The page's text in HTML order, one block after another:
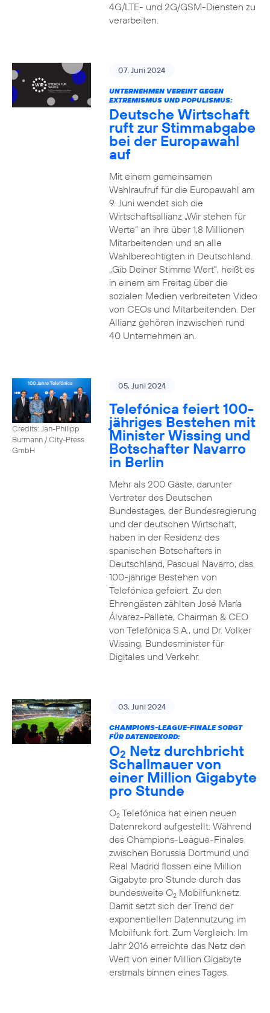
4G/LTE- und 2G/GSM-Diensten zu
verarbeiten.
07. Juni 2024
UNTERNEHMEN VEREINT GEGEN
EXTREMISMUS UND POPULISMUS:
Deutsche Wirtschaft
ruft zur Stimmabgabe
bei der Europawahl
auf
Mit einem gemeinsamen
Wahlraufruf für die Europawahl am
9. Juni wendet sich die
Wirtschaftsallianz „Wir stehen für
Werte“ an ihre über 1,8 Millionen
Mitarbeitenden und an alle
Wahlberechtigten in Deutschland.
„Gib Deiner Stimme Wert“, heißt es
in einem am Freitag über die
sozialen Medien verbreiteten Video
von CEOs und Mitarbeitenden. Der
Allianz gehören inzwischen rund
40 Unternehmen an.
Credits: Jan-Philipp
Burmann / City-Press
GmbH
05. Juni 2024
Telefónica feiert 100-
jähriges Bestehen mit
Minister Wissing und
Botschafter Navarro
in Berlin
Mehr als 200 Gäste, darunter
Vertreter des Deutschen
Bundestages, der Bundesregierung
und der deutschen Wirtschaft,
haben in der Residenz des
spanischen Botschafters in
Deutschland, Pascual Navarro, das
100-jährige Bestehen von
Telefónica gefeiert. Zu den
Ehrengästen zählten José María
Álvarez-Pallete, Chairman & CEO
von Telefónica S.A., und Dr. Volker
Wissing, Bundesminister für
Digitales und Verkehr.
03. Juni 2024
CHAMPIONS-LEAGUE-FINALE SORGT
FÜR DATENREKORD:
O2 Netz durchbricht
Schallmauer von
einer Million Gigabyte
pro Stunde
O2Telefónica hat einen neuen
Datenrekord aufgestellt: Während
des Champions-League-Finales
zwischen Borussia Dortmund und
Real Madrid flossen eine Million
Gigabyte pro Stunde durch das
bundesweite O2Mobilfunknetz.
Damit setzt sich der Trend der
exponentiellen Datennutzung im
Mobilfunk fort. Zum Vergleich: Im
Jahr 2016 erreichte das Netz den
Wert von einer Million Gigabyte
erstmals binnen eines Tages.